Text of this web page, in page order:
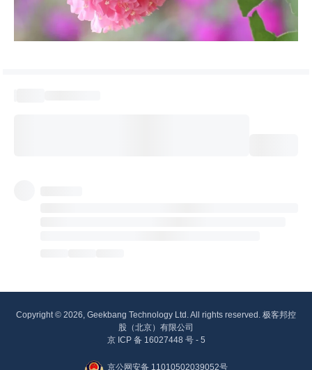
Copyright © 2026, Geekbang Technology Ltd. All rights reserved. 极客邦控
股（北京）有限公司
京 ICP 备 16027448 号 - 5
京公网安备 11010502039052号